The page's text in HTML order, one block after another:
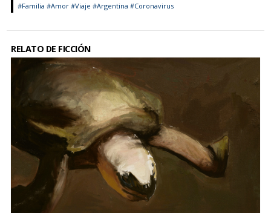
#Familia #Amor #Viaje #Argentina #Coronavirus
RELATO DE FICCIÓN